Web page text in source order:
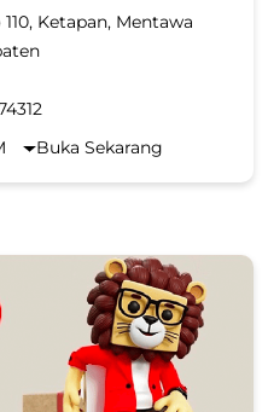
Ketapan, Mentawa
Buka Sekarang